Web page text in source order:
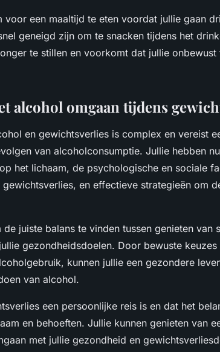
voor een maaltijd te eten voordat jullie gaan
geneigd zijn om te snacken tijdens het
te stillen en voorkomt dat jullie
alcohol omgaan tijdens
en gewichtsverlies is complex en vereist
van alcoholconsumptie. Jullie hebben
het lichaam, de psychologische en sociale
en effectieve strategieën om
de juiste balans te vinden tussen genieten van
gezondheidsdoelen. Door bewuste
kunnen jullie een gezondere
van alcohol.
een persoonlijke reis is en dat het
en behoeften. Jullie kunnen genieten van
met jullie gezondheid en